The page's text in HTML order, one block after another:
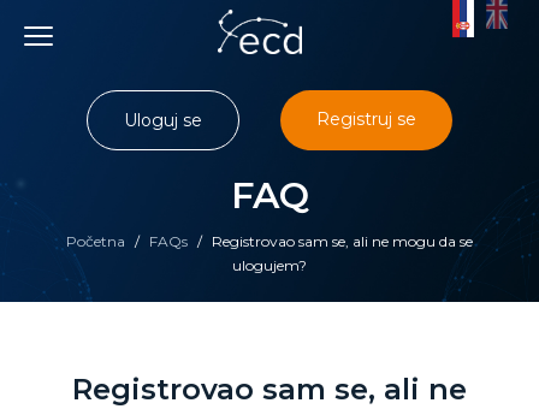
content
Početna / FAQs / Registrovao sam se, ali ne mogu da se
ulogujem?
FAQ
Uloguj se Registruj se
Registrovao sam se, ali ne